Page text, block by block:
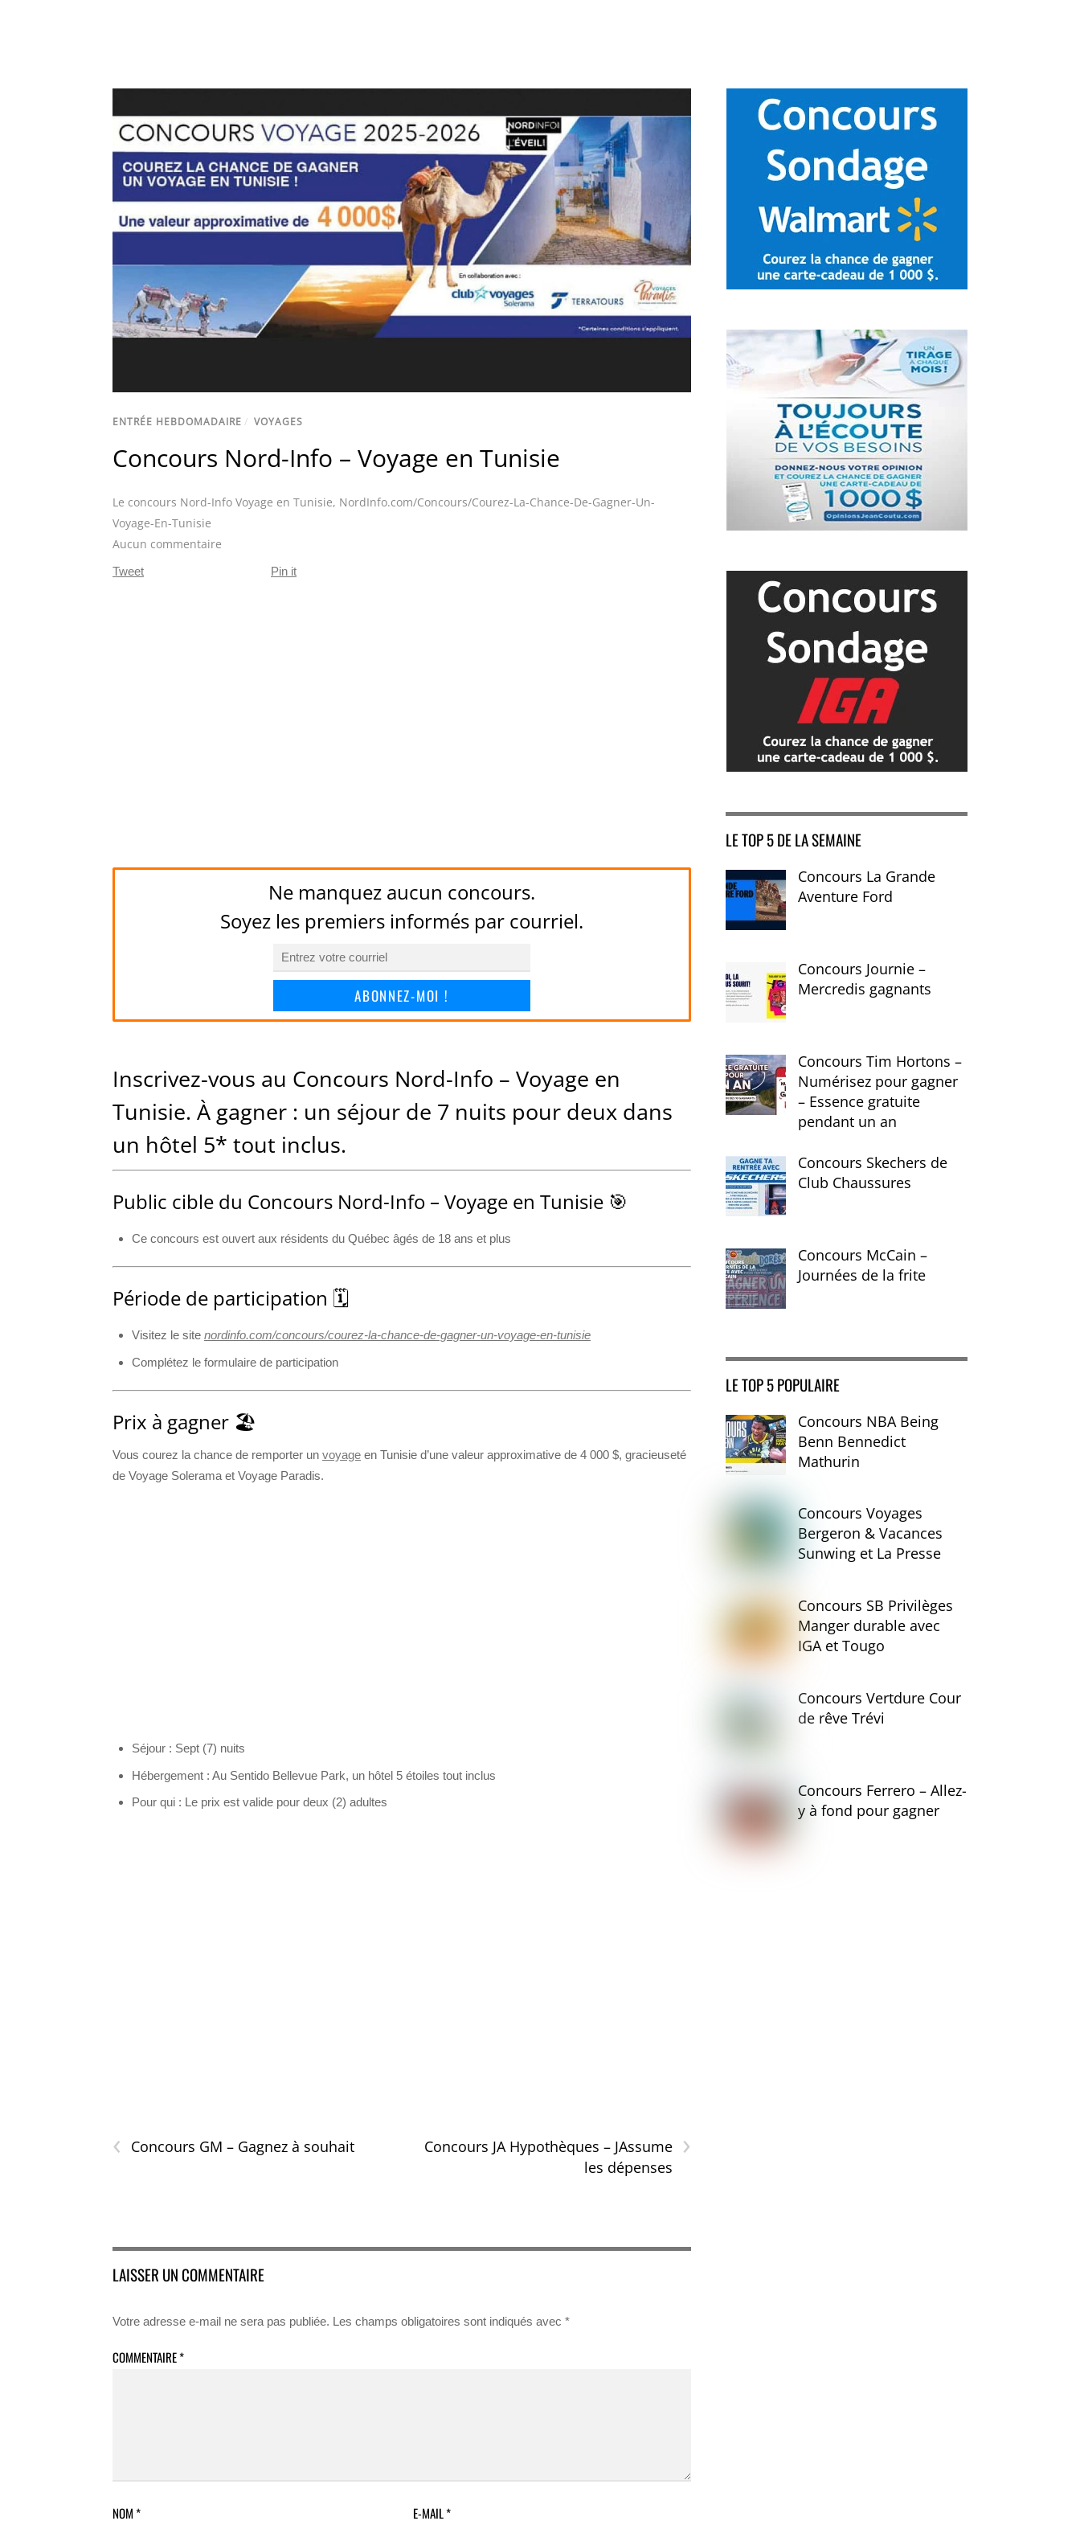
ENTRÉE HEBDOMADAIRE / VOYAGES
Concours Nord-Info – Voyage en Tunisie
Le concours Nord-Info Voyage en Tunisie, NordInfo.com/Concours/Courez-La-Chance-De-Gagner-Un-
Voyage-En-Tunisie
Aucun commentaire
Tweet Pin it
Ne manquez aucun concours.
Soyez les premiers informés par courriel.
ABONNEZ-MOI !
Inscrivez-vous au Concours Nord-Info – Voyage en
Tunisie. À gagner : un séjour de 7 nuits pour deux dans
un hôtel 5* tout inclus.
Public cible du Concours Nord-Info – Voyage en Tunisie 🎯
Ce concours est ouvert aux résidents du Québec âgés de 18 ans et plus
Période de participation 🗓️
Visitez le site nordinfo.com/concours/courez-la-chance-de-gagner-un-voyage-en-tunisie
Complétez le formulaire de participation
Prix à gagner 🏖️
Vous courez la chance de remporter un voyage en Tunisie d’une valeur approximative de 4 000 $, gracieuseté
de Voyage Solerama et Voyage Paradis.
Séjour : Sept (7) nuits
Hébergement : Au Sentido Bellevue Park, un hôtel 5 étoiles tout inclus
Pour qui : Le prix est valide pour deux (2) adultes
‹ Concours GM – Gagnez à souhait ›
Concours JA Hypothèques – JAssume
les dépenses
LAISSER UN COMMENTAIRE
Votre adresse e-mail ne sera pas publiée. Les champs obligatoires sont indiqués avec *
COMMENTAIRE*
NOM* E-MAIL*
LE TOP 5 DE LA SEMAINE
Concours La Grande
Aventure Ford
Concours Journie –
Mercredis gagnants
Concours Tim Hortons –
Numérisez pour gagner
– Essence gratuite
pendant un an
Concours Skechers de
Club Chaussures
Concours McCain –
Journées de la frite
LE TOP 5 POPULAIRE
Concours NBA Being
Benn Bennedict
Mathurin
Concours Voyages
Bergeron & Vacances
Sunwing et La Presse
Concours SB Privilèges
Manger durable avec
IGA et Tougo
Concours Vertdure Cour
de rêve Trévi
Concours Ferrero – Allez-
y à fond pour gagner